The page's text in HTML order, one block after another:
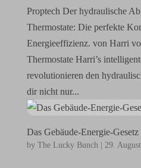
Proptech Der hydraulische
Thermostate: Die perfekte
Energieeffizienz. von Harri
Thermostate Harri’s
revolutionieren den
dir nicht nur...
Das Gebäude-Energie-
by The Lucky Bunch| 29.